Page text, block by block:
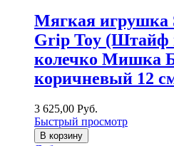
Мягкая игрушка
Grip Toy (Штайф
колечко Мишка
коричневый 12
3 625,00 Руб.
Быстрый просмотр
В корзину